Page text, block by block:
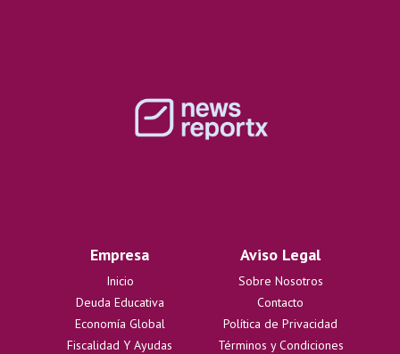
Empresa
Inicio
Deuda Educativa
Economía Global
Fiscalidad Y Ayudas
Aviso Legal
Sobre Nosotros
Contacto
Política de Privacidad
Términos y Condiciones